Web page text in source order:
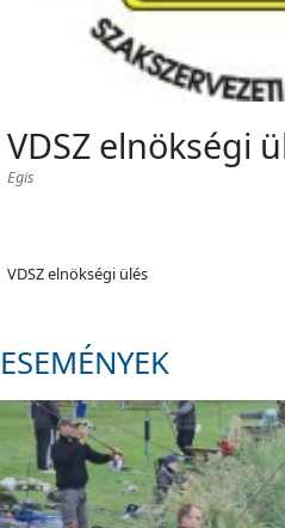
VDSZ elnökségi
Egis
VDSZ elnökségi ülés
ESEMÉNYEK